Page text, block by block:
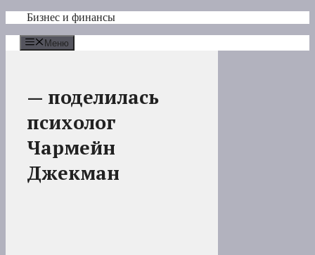
Перейти
содержимому
Бизнес и финансы
Меню
— поделилась
психолог
Чармейн
Джекман